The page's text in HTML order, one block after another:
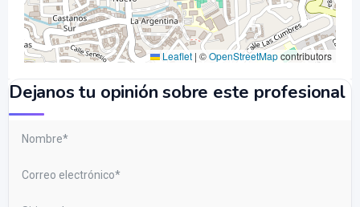
Leaflet | ©OpenStreetMapcontributors
Dejanos tu opinión sobre este profesional